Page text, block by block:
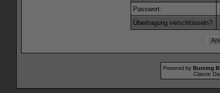
Passwort:
Übertragung verschlüsseln?:
Powered by Burning
Classic